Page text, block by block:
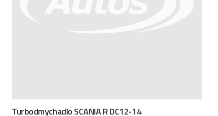
Turbodmychadlo SCANIA R DC12-14